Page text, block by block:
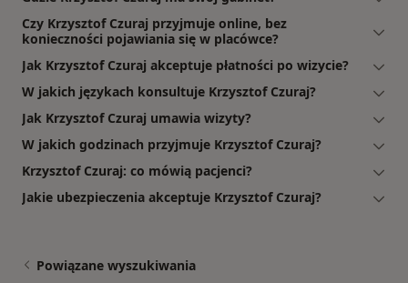
Czy Krzysztof Czuraj przyjmuje online, bez
konieczności pojawiania się w placówce?
Jak Krzysztof Czuraj akceptuje płatności po wizycie?
W jakich językach konsultuje Krzysztof Czuraj?
Jak Krzysztof Czuraj umawia wizyty?
W jakich godzinach przyjmuje Krzysztof Czuraj?
Krzysztof Czuraj: co mówią pacjenci?
Jakie ubezpieczenia akceptuje Krzysztof Czuraj?
Powiązane wyszukiwania